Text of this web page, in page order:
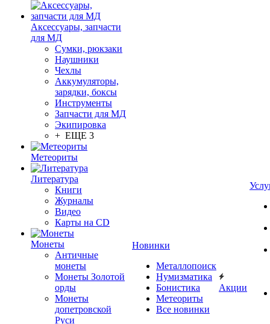
Аксессуары, запчасти
для МД
Сумки, рюкзаки
Наушники
Чехлы
Аккумуляторы,
зарядки, боксы
Инструменты
Запчасти для МД
Экипировка
+ ЕЩЕ 3
Метеориты
Литература
Книги
Журналы
Видео
Карты на CD
Монеты
Античные
монеты
Монеты Золотой
орды
Монеты
допетровской
Руси
Новинки
Металлопоиск
Нумизматика
Бонистика
Метеориты
Все новинки
Акции